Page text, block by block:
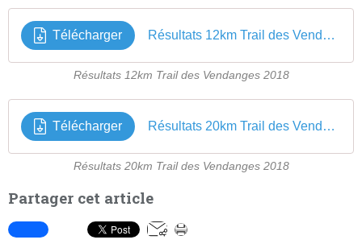
Télécharger Résultats 12km Trail des Vendanges 2018
Résultats 12km Trail des Vendanges 2018
Télécharger Résultats 20km Trail des Vendanges 2018
Résultats 20km Trail des Vendanges 2018
Partager cet article